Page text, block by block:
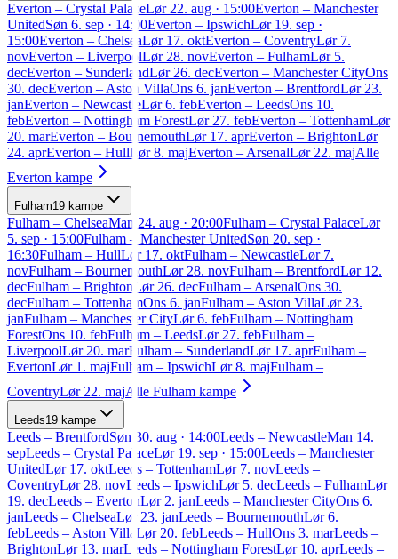
Everton – Crystal PalaceLør 22. aug · 15:00Everton – Manchester
UnitedSøn 6. sep · 14:00Everton – IpswichLør 19. sep ·
15:00Everton – ChelseaLør 17. oktEverton – CoventryLør 7.
novEverton – LiverpoolLør 28. novEverton – FulhamLør 5.
decEverton – SunderlandLør 26. decEverton – Manchester CityOns
30. decEverton – Aston VillaOns 6. janEverton – BrentfordLør 23.
janEverton – NewcastleLør 6. febEverton – LeedsOns 10.
febEverton – Nottingham ForestLør 27. febEverton – TottenhamLør
20. marEverton – BournemouthLør 17. aprEverton – BrightonLør
24. aprEverton – HullLør 8. majEverton – ArsenalLør 22. majAlle
Everton kampe
Fulham19 kampe
Fulham – ChelseaMan 24. aug · 20:00Fulham – Crystal PalaceLør
5. sep · 15:00Fulham – Manchester UnitedSøn 20. sep ·
16:30Fulham – HullLør 17. oktFulham – NewcastleLør 7.
novFulham – BournemouthLør 28. novFulham – BrentfordLør 12.
decFulham – Brighton Lør 26. decFulham – ArsenalOns 30.
decFulham – TottenhamOns 6. janFulham – Aston VillaLør 23.
janFulham – Manchester CityLør 6. febFulham – Nottingham
ForestOns 10. febFulham – LeedsLør 27. febFulham –
LiverpoolLør 20. marFulham – SunderlandLør 17. aprFulham –
EvertonLør 1. majFulham – IpswichLør 8. majFulham –
CoventryLør 22. majAlle Fulham kampe
Leeds19 kampe
Leeds – BrentfordSøn 30. aug · 14:00Leeds – NewcastleMan 14.
sepLeeds – Crystal PalaceLør 19. sep · 15:00Leeds – Manchester
UnitedLør 17. oktLeeds – TottenhamLør 7. novLeeds –
CoventryLør 28. novLeeds – IpswichLør 5. decLeeds – FulhamLør
19. decLeeds – EvertonLør 2. janLeeds – Manchester CityOns 6.
janLeeds – ChelseaLør 23. janLeeds – BournemouthLør 6.
febLeeds – Aston Villa Lør 20. febLeeds – HullOns 3. marLeeds –
BrightonLør 13. marLeeds – Nottingham ForestLør 10. aprLeeds –